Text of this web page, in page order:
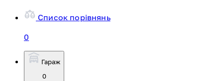
Список порівнянь
0
Гараж
0